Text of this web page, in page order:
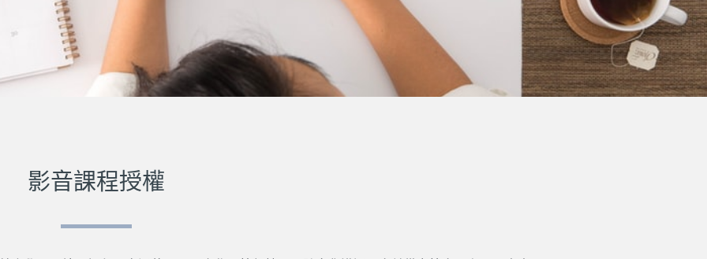
影音課程授權